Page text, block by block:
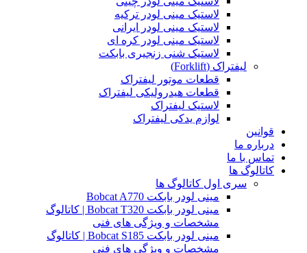
لاستیک مینی لودر ترکیه
لاستیک مینی لودر ایرانی
لاستیک مینی لودر کره ای
لاستیک شنی زنجیری بابکت
لیفتراک (Forklift)
قطعات موتور لیفتراک
قطعات هیدرولیکی لیفتراک
لاستیک لیفتراک
لوازم یدکی لیفتراک
قوانین
درباره ما
تماس با ما
کاتالوگ ها
سری اول کاتالوگ ها
مینی لودر بابکت Bobcat A770
مینی لودر بابکت Bobcat T320 | کاتالوگ
مشخصات و ویژگی های فنی
مینی لودر بابکت Bobcat S185 | کاتالوگ
مشخصات و ویژگی های فنی